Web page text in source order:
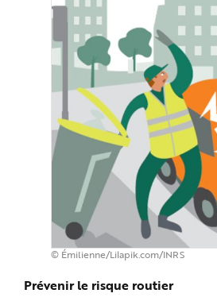
© Émilienne/Lilapik.com/INRS
Prévenir le risque routier